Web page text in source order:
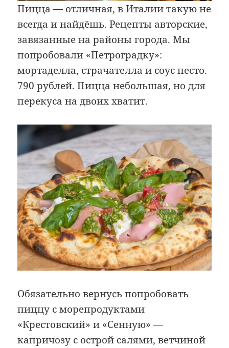
Пицца — отличная, в Италии такую не
всегда и найдёшь. Рецепты авторские,
завязанные на районы города. Мы
попробовали «Петроградку»:
мортаделла, страчателла и соус песто.
790 рублей. Пицца небольшая, но для
перекуса на двоих хватит.
Обязательно вернусь попробовать
пиццу с морепродуктами
«Крестовский» и «Сенную» —
капричозу с острой салями, ветчиной